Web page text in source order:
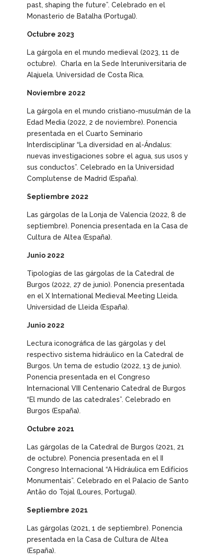
past, shaping the future”. Celebrado en el
Monasterio de Batalha (Portugal).
Octubre 2023
La gárgola en el mundo medieval(2023, 11 de
octubre). Charla en la Sede Interuniversitaria de
Alajuela. Universidad de Costa Rica.
Noviembre 2022
La gárgolaen el mundo cristiano-musulmán de la
Edad Media(2022, 2 de noviembre). Ponencia
presentada en el Cuarto Seminario
Interdisciplinar “La diversidad en al-Ándalus:
nuevas investigaciones sobre el agua, sus usos y
sus conductos”. Celebrado en la Universidad
Complutense de Madrid (España).
Septiembre 2022
Las gárgolas de la Lonja de Valencia(2022, 8 de
septiembre). Ponencia presentada en la Casa de
Cultura de Altea (España).
Junio 2022
Tipologías de las gárgolas de la Catedral de
Burgos (2022, 27 de junio). Ponencia presentada
en el X International Medieval Meeting Lleida.
Universidad de Lleida (España).
Junio 2022
Lectura iconográfica de las gárgolas y del
respectivo sistema hidráulico en la Catedral de
Burgos. Un tema de estudio (2022, 13 de junio).
Ponencia presentada en el Congreso
Internacional VIII Centenario Catedral de Burgos
“El mundo de las catedrales”. Celebrado en
Burgos (España).
Octubre 2021
Las gárgolas de la Catedral de Burgos (2021, 21
de octubre). Ponencia presentada en el II
Congreso Internacional “A Hidráulica em Edifícios
Monumentais”. Celebrado en el Palacio de Santo
Antão do Tojal (Loures, Portugal).
Septiembre 2021
Las gárgolas (2021, 1 de septiembre). Ponencia
presentada en la Casa de Cultura de Altea
(España).